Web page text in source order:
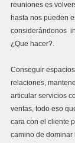
reuniones es
hasta nos pueden
considerándonos
¿Que hacer?.
Conseguir
relaciones,
articular servicios
ventas, todo eso
cara con el cliente
camino de